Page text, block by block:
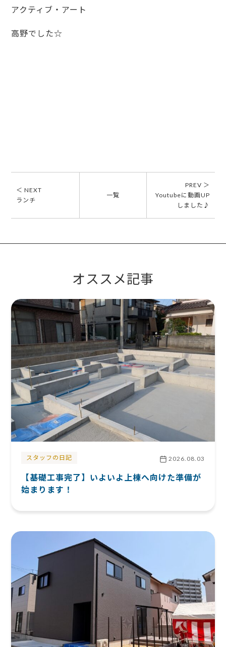
アクティブ・アート
高野でした☆
＜ NEXT
ランチ
一覧
PREV ＞
Youtubeに動画UP
しました♪
オススメ記事
スタッフの日記 2026.08.03
【基礎工事完了】いよいよ上棟へ向けた準備が
始まります！